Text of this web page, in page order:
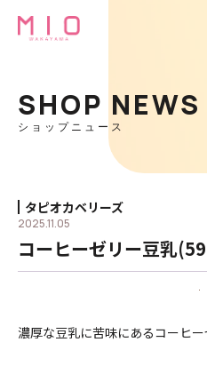
SHOP NEWS
ショップニュース
タピオカベリーズ
2025.11.05
コーヒーゼリー豆乳
濃厚な豆乳に苦味にあるコーヒ